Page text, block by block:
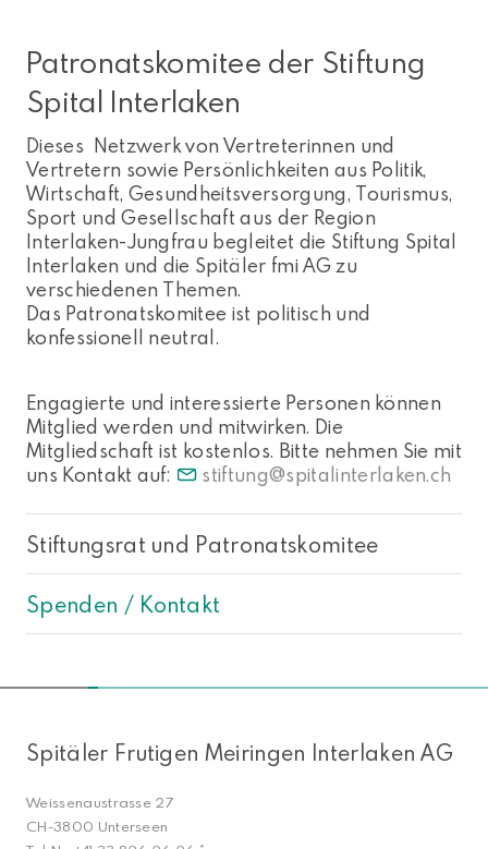
Stiftungsrat und Patronatskomitee
Spenden / Kontakt
Patronatskomitee der Stiftung
Spital Interlaken
Dieses Netzwerk von Vertreterinnen und
Vertretern sowie Persönlichkeiten aus Politik,
Wirtschaft, Gesundheitsversorgung, Tourismus,
Sport und Gesellschaft aus der Region
Interlaken-Jungfrau begleitet die Stiftung Spital
Interlaken und die Spitäler fmi AG zu
verschiedenen Themen.
Das Patronatskomitee ist politisch und
konfessionell neutral.
Engagierte und interessierte Personen können
Mitglied werden und mitwirken. Die
Mitgliedschaft ist kostenlos. Bitte nehmen Sie mit
uns Kontakt auf:
stiftung spitalinterlaken.ch
Spitäler Frutigen Meiringen Interlaken AG
Weissenaustrasse 27
CH-3800 Unterseen